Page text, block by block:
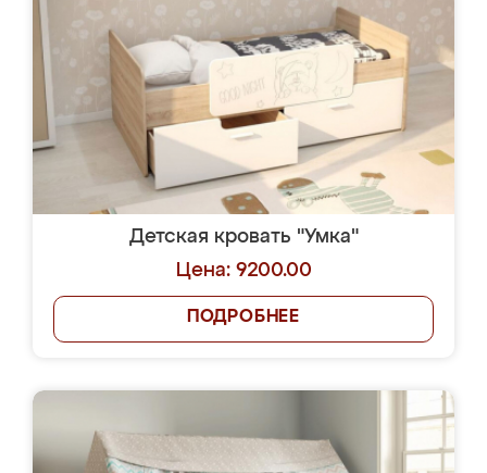
Детская кровать "Умка"
Цена: 9200.00
ПОДРОБНЕЕ